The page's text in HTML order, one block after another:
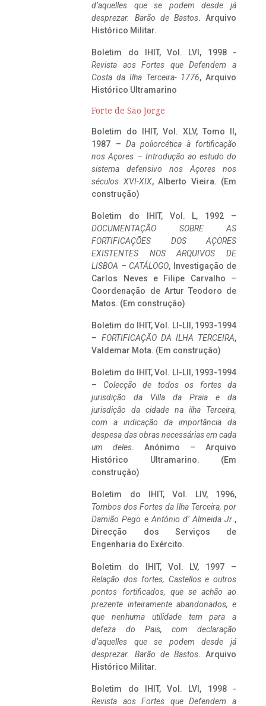
d’aquelles que se podem desde já
desprezar. Barão de Bastos. Arquivo
Histórico Militar.
Boletim do IHIT, Vol. LVI, 1998 -
Revista aos Fortes que Defendem a
Costa da Ilha Terceira- 1776, Arquivo
Histórico Ultramarino
Forte de São Jorge
Boletim do IHIT, Vol. XLV, Tomo II,
1987 – Da poliorcética à fortificação
nos Açores – Introdução ao estudo do
sistema defensivo nos Açores nos
séculos XVI-XIX, Alberto Vieira. (Em
construção)
Boletim do IHIT, Vol. L, 1992 –
DOCUMENTAÇÃO SOBRE AS
FORTIFICAÇÕES DOS AÇORES
EXISTENTES NOS ARQUIVOS DE
LISBOA – CATÁLOGO, Investigação de
Carlos Neves e Filipe Carvalho –
Coordenação de Artur Teodoro de
Matos. (Em construção)
Boletim do IHIT, Vol. LI-LII, 1993-1994
– FORTIFICAÇÃO DA ILHA TERCEIRA,
Valdemar Mota. (Em construção)
Boletim do IHIT, Vol. LI-LII, 1993-1994
– Colecção de todos os fortes da
jurisdição da Villa da Praia e da
jurisdição da cidade na ilha Terceira,
com a indicação da importância da
despesa das obras necessárias em cada
um deles. Anónimo – Arquivo
Histórico Ultramarino. (Em
construção)
Boletim do IHIT, Vol. LIV, 1996,
Tombos dos Fortes da Ilha Terceira, por
Damião Pego e António d’ Almeida Jr.,
Direcção dos Serviços de
Engenharia do Exército.
Boletim do IHIT, Vol. LV, 1997 –
Relação dos fortes, Castellos e outros
pontos fortificados, que se achão ao
prezente inteiramente abandonados, e
que nenhuma utilidade tem para a
defeza do Pais, com declaração
d’aquelles que se podem desde já
desprezar. Barão de Bastos. Arquivo
Histórico Militar.
Boletim do IHIT, Vol. LVI, 1998 -
Revista aos Fortes que Defendem a